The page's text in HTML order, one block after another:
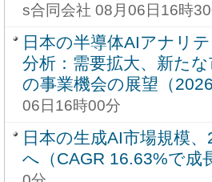
s合同会社 08月06日16時
日本の半導体AIアナリ
分析：需要拡大、新た
の事業機会の展望（
06日16時00分
日本の生成AI市場規模
へ（CAGR 16.63%で成